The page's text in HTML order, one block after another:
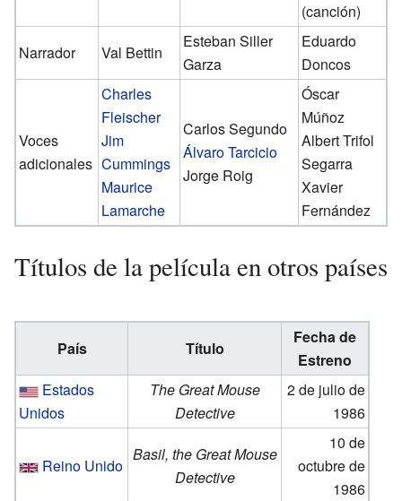
(canción)
Narrador
Val Bettin
Esteban Siller
Garza
Eduardo
Doncos
Voces
adicionales
Charles
Fleischer
Jim
Cummings
Maurice
Lamarche
Carlos Segundo
Álvaro Tarcicio
Jorge Roig
Óscar
Múñoz
Albert Trifol
Segarra
Xavier
Fernández
Títulos de la película en otros países
País Título
Fecha de
Estreno
Estados
Unidos
The Great Mouse
Detective
2 de julio de
1986
Reino Unido
Basil, the Great Mouse
Detective
10 de
octubre de
1986